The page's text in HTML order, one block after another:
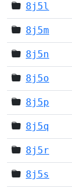
8j5l
8j5m
8j5n
8j5o
8j5p
8j5q
8j5r
8j5s